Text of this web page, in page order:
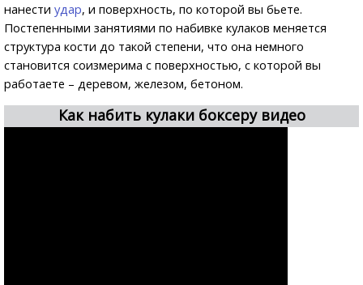
нанести удар, и поверхность, по которой вы бьете.
Постепенными занятиями по набивке кулаков меняется
структура кости до такой степени, что она немного
становится соизмерима с поверхностью, с которой вы
работаете – деревом, железом, бетоном.
Как набить кулаки боксеру видео